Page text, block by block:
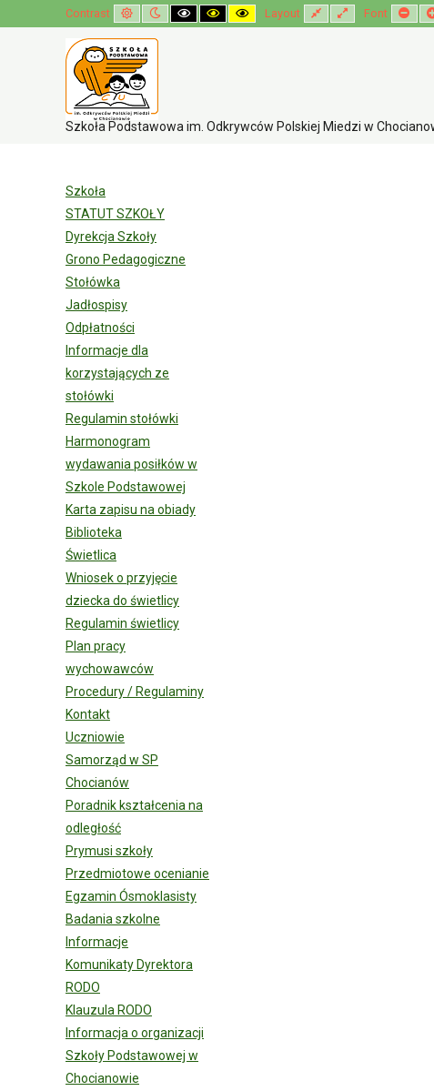
Contrast
Default
mode
Night
mode
High
contrast
High
contrast
High
contrast
Layout
Fixed
layout
Wide
layout
Font
Szkoła Podstawowa im. Odkrywców Polskiej Miedzi w
Szkoła
STATUT SZKOŁY
Dyrekcja Szkoły
Grono Pedagogiczne
Stołówka
Jadłospisy
Odpłatności
Informacje dla
korzystających ze
stołówki
Regulamin stołówki
Harmonogram
wydawania posiłków w
Szkole Podstawowej
Karta zapisu na obiady
Biblioteka
Świetlica
Wniosek o przyjęcie
dziecka do świetlicy
Regulamin świetlicy
Plan pracy
wychowawców
Procedury / Regulaminy
Kontakt
Uczniowie
Samorząd w SP
Chocianów
Poradnik kształcenia na
odległość
Prymusi szkoły
Przedmiotowe ocenianie
Egzamin Ósmoklasisty
Badania szkolne
Informacje
Komunikaty Dyrektora
RODO
Klauzula RODO
Informacja o organizacji
Szkoły Podstawowej w
Chocianowie